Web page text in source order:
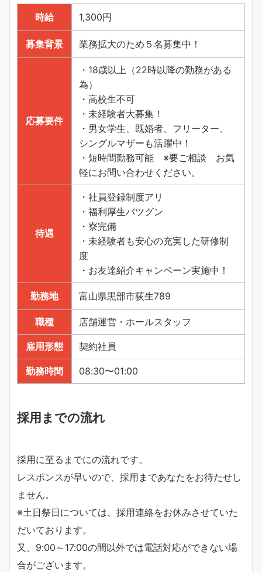
時給 1,300円
募集背景 業務拡大のため５名募集中！
応募要件
・18歳以上（22時以降の勤務がある
為）
・高校生不可
・未経験者大募集！
・男女学生、既婚者、フリーター、
シングルマザーも活躍中！
・短時間勤務可能 ※要ご相談 お気
軽にお問い合わせください。
待遇
・社員登録制度アリ
・福利厚生バツグン
・寮完備
・未経験者も安心の充実した研修制
度
・お友達紹介キャンペーン実施中！
勤務地 富山県黒部市荻生789
職種 店舗運営・ホールスタッフ
雇用形態 契約社員
勤務時間 08:30〜01:00
採用までの流れ
採用に至るまでにの流れです。
レスポンスが早いので、採用まであなたをお待たせし
ません。
※土日祭日については、採用連絡をお休みさせていた
だいております。
又、9:00～17:00の間以外では電話対応ができない場
合がございます。